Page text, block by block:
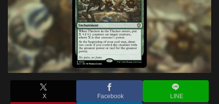
X Facebook LINE